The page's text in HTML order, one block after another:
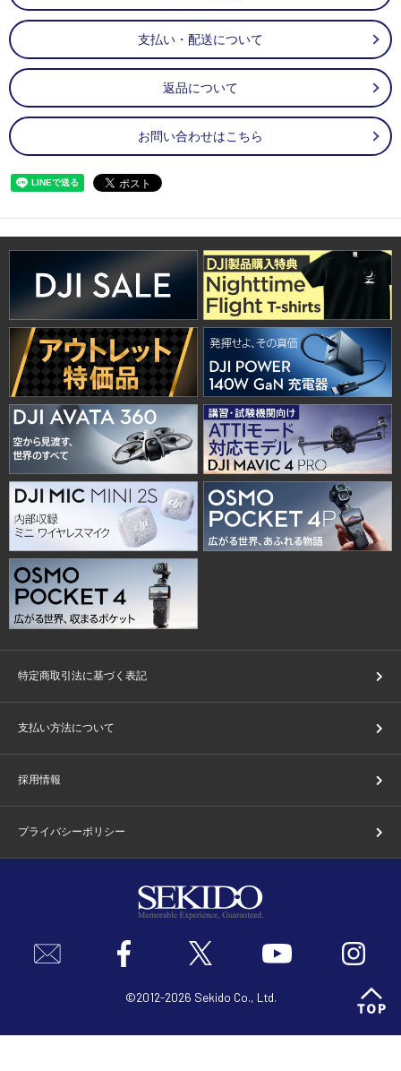
支払い・配送について
返品について
お問い合わせはこちら
特定商取引法に基づく表記
支払い方法について
採用情報
プライバシーポリシー
©2012-2026 Sekido Co., Ltd.